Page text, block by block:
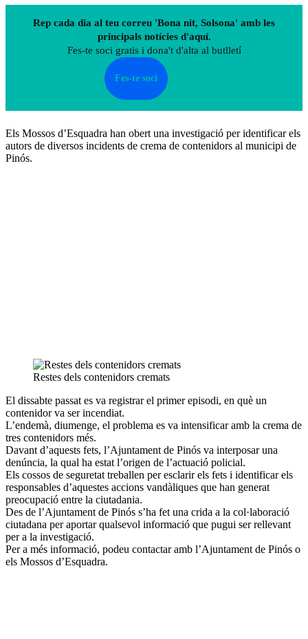
Rep cada dia al teu correu 'Bona nit, Solsona' amb les
principals notícies d'aquí.
Fes-te soci gratis i dona't d'alta al butlletí
Fes-te soci
Els Mossos d’Esquadra han obert una investigació per identificar els
autors de diversos incidents de crema de contenidors al municipi de
Pinós.
Restes dels contenidors cremats
El dissabte passat es va registrar el primer episodi, en què un
contenidor va ser incendiat.
L’endemà, diumenge, el problema es va intensificar amb la crema de
tres contenidors més.
Davant d’aquests fets, l’Ajuntament de Pinós va interposar una
denúncia, la qual ha estat l’origen de l’actuació policial.
Els cossos de seguretat treballen per esclarir els fets i identificar els
responsables d’aquestes accions vandàliques que han generat
preocupació entre la ciutadania.
Des de l’Ajuntament de Pinós s’ha fet una crida a la col·laboració
ciutadana per aportar qualsevol informació que pugui ser rellevant
per a la investigació.
Per a més informació, podeu contactar amb l’Ajuntament de Pinós o
els Mossos d’Esquadra.